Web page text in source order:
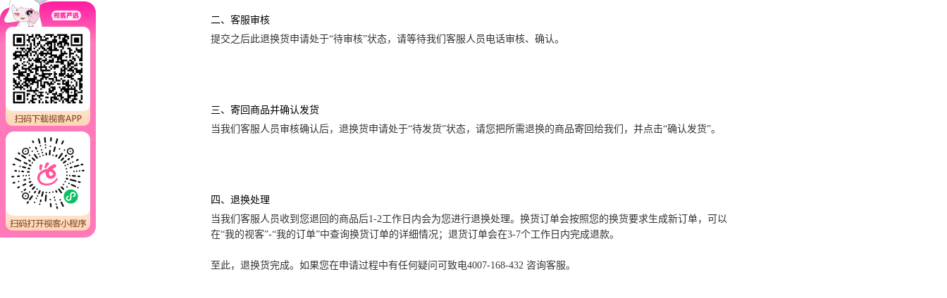
二、客服审核
提交之后此退换货申请处于“待审核”状态，请等待我们客服人员电话审核、确认。
三、寄回商品并确认发货
当我们客服人员审核确认后，退换货申请处于“待发货”状态，请您把所需退换的商品寄回给我们，并点击“确认发货”。
四、退换处理
当我们客服人员收到您退回的商品后1-2工作日内会为您进行退换处理。换货订单会按照您的换货要求生成新订单，可以
在“我的视客”-“我的订单”中查询换货订单的详细情况；退货订单会在3-7个工作日内完成退款。
至此，退换货完成。如果您在申请过程中有任何疑问可致电4007-168-432 咨询客服。